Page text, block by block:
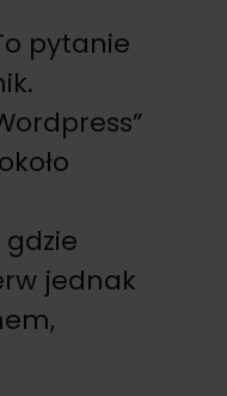
pytanie
jednak